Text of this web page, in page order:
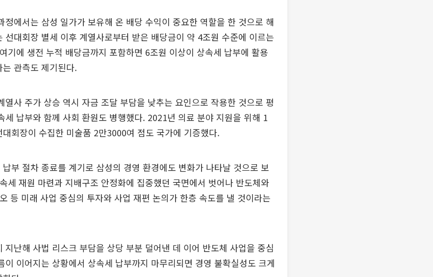
정에서는 삼성 일가가 보유해 온 배당 수익이 중요한 역할을 한 것으로 해
선대회장 별세 이후 계열사로부터 받은 배당금이 약 4조원 수준에 이르는
기에 생전 누적 배당금까지 포함하면 6조원 이상이 상속세 납부에 활용
관측도 제기된다.
열사 주가 상승 역시 자금 조달 부담을 낮추는 요인으로 작용한 것으로 평
세 납부와 함께 사회 환원도 병행했다. 2021년 의료 분야 지원을 위해 1
회장이 수집한 미술품 2만3000여 점도 국가에 기증했다.
부 절차 종료를 계기로 삼성의 경영 환경에도 변화가 나타날 것으로 보
세 재원 마련과 지배구조 안정화에 집중했던 국면에서 벗어나 반도체와
등 미래 사업 중심의 투자와 사업 재편 논의가 한층 속도를 낼 것이라는
지난해 사법 리스크 부담을 상당 부분 덜어낸 데 이어 반도체 사업을 중심
이 이어지는 상황에서 상속세 납부까지 마무리되면 경영 불확실성도 크게